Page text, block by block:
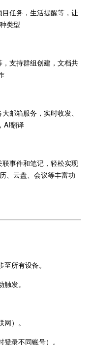
任务，生活提醒等，让
类型
支持群组创建，文档共
邮箱服务，实时收发、
AI翻译
事件和笔记，轻松实现
、云盘、会议等丰富功
所有设备。
发。
）。
录不同账号）。